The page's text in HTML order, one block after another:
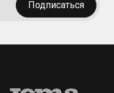
Подписаться